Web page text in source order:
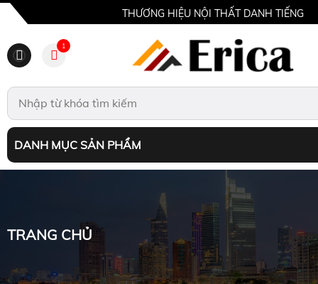
THƯƠNG HIỆU NỘI THẤT DANH TIẾNG
1
DANH MỤC SẢN PHẨM
TRANG CHỦ